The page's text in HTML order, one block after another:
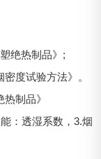
绝热制品》;
度试验方法》。
制品》
：透湿系数，3.烟